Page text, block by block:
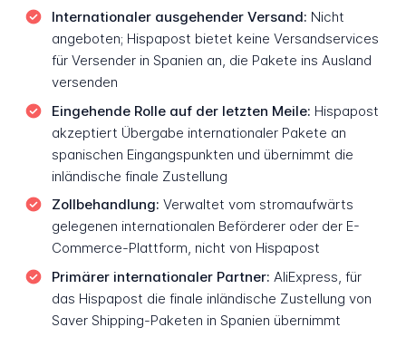
Internationaler ausgehender Versand: Nicht
angeboten; Hispapost bietet keine Versandservices
für Versender in Spanien an, die Pakete ins Ausland
versenden
Eingehende Rolle auf der letzten Meile: Hispapost
akzeptiert Übergabe internationaler Pakete an
spanischen Eingangspunkten und übernimmt die
inländische finale Zustellung
Zollbehandlung: Verwaltet vom stromaufwärts
gelegenen internationalen Beförderer oder der E-
Commerce-Plattform, nicht von Hispapost
Primärer internationaler Partner: AliExpress, für
das Hispapost die finale inländische Zustellung von
Saver Shipping-Paketen in Spanien übernimmt